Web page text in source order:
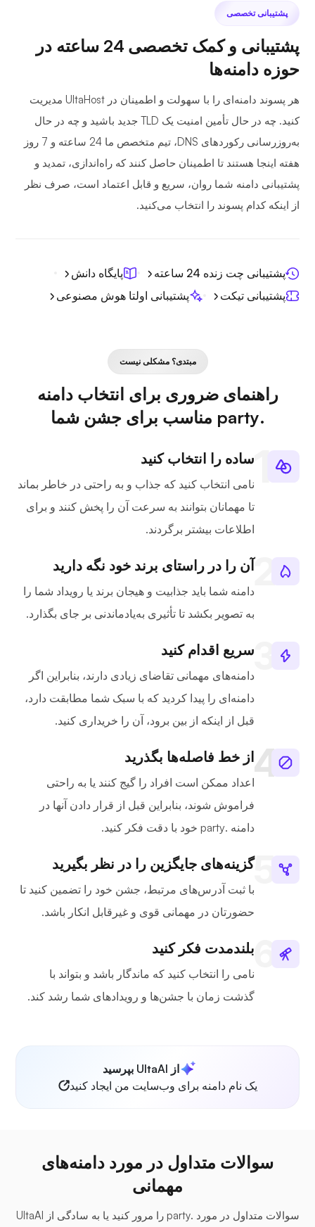
پشتیبانی تخصصی
پشتیبانی و کمک تخصصی 24 ساعته در
حوزه دامنه‌ها
هر پسوند دامنه‌ای را با سهولت و اطمینان در UltaHost مدیریت
کنید. چه در حال تأمین امنیت یک TLD جدید باشید و چه در حال
به‌روزرسانی رکوردهای DNS، تیم متخصص ما 24 ساعته و 7 روز
هفته اینجا هستند تا اطمینان حاصل کنند که راه‌اندازی، تمدید و
پشتیبانی دامنه شما روان، سریع و قابل اعتماد است، صرف نظر
از اینکه کدام پسوند را انتخاب می‌کنید.
پشتیبانی چت زنده 24 ساعته
پایگاه دانش
پشتیبانی تیکت
پشتیبانی اولتا هوش مصنوعی
مبتدی؟ مشکلی نیست
راهنمای ضروری برای انتخاب دامنه
.party مناسب برای جشن شما
ساده را انتخاب کنید
نامی انتخاب کنید که جذاب و به راحتی در خاطر بماند
تا مهمانان بتوانند به سرعت آن را پخش کنند و برای
اطلاعات بیشتر برگردند.
آن را در راستای برند خود نگه دارید
دامنه شما باید جذابیت و هیجان برند یا رویداد شما را
به تصویر بکشد تا تأثیری به‌یادماندنی بر جای بگذارد.
سریع اقدام کنید
دامنه‌های مهمانی تقاضای زیادی دارند، بنابراین اگر
دامنه‌ای را پیدا کردید که با سبک شما مطابقت دارد،
قبل از اینکه از بین برود، آن را خریداری کنید.
از خط فاصله‌ها بگذرید
اعداد ممکن است افراد را گیج کنند یا به راحتی
فراموش شوند، بنابراین قبل از قرار دادن آنها در
دامنه .party خود با دقت فکر کنید.
گزینه‌های جایگزین را در نظر بگیرید
با ثبت آدرس‌های مرتبط، جشن خود را تضمین کنید تا
حضورتان در مهمانی قوی و غیرقابل انکار باشد.
بلندمدت فکر کنید
نامی را انتخاب کنید که ماندگار باشد و بتواند با
گذشت زمان با جشن‌ها و رویدادهای شما رشد کند.
از UltaAI بپرسید
یک نام دامنه برای وب‌سایت من ایجاد کنید
سوالات متداول در مورد دامنه‌های
مهمانی
سوالات متداول در مورد .party را مرور کنید یا به سادگی از UltaAI